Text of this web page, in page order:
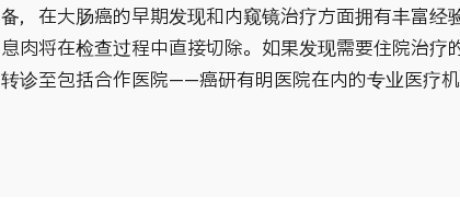
备，在大肠癌的早期发现和内窥镜治疗方面拥有丰富经
息肉将在检查过程中直接切除。如果发现需要住院治疗
转诊至包括合作医院——癌研有明医院在内的专业医疗机